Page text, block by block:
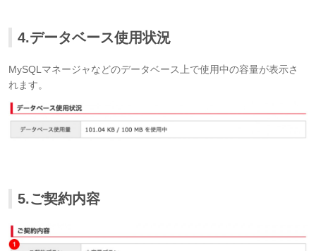
4.データベース使用状況
MySQLマネージャなどのデータベース上で使用中の容量が表示さ
れます。
5.ご契約内容